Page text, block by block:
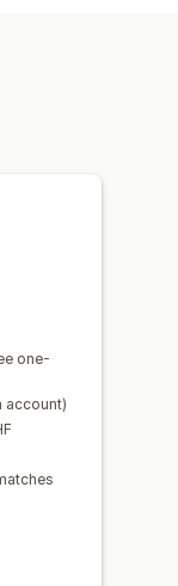
one-
account)